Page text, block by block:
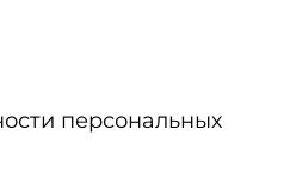
персональных